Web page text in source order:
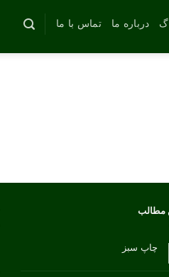
درباره ما تماس با ما
مطالب
چاپ سبز